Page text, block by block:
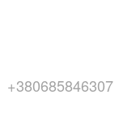
+380685846307